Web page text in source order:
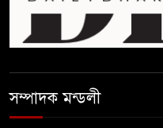
সম্পাদক মন্ডলী